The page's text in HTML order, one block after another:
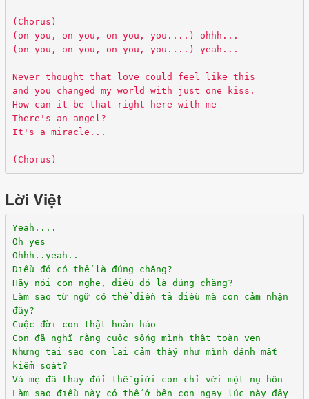
(Chorus)
(on you, on you, on you, you....) ohhh...
(on you, on you, on you, you....) yeah...
Never thought that love could feel like this
and you changed my world with just one kiss.
How can it be that right here with me
There's an angel?
It's a miracle...
(Chorus)
Lời Việt
Yeah....
Oh yes
Ohhh..yeah..
Điều đó có thể là đúng chăng?
Hãy nói con nghe, điều đó là đúng chăng?
Làm sao từ ngữ có thể diễn tả điều mà con cảm nhận
đây?
Cuộc đời con thật hoàn hảo
Con đã nghĩ rằng cuộc sống mình thật toàn vẹn
Nhưng tại sao con lại cảm thấy như mình đánh mất
kiểm soát?
Và mẹ đã thay đổi thế giới con chỉ với một nụ hôn
Làm sao điều này có thể ở bên con ngay lúc này đây